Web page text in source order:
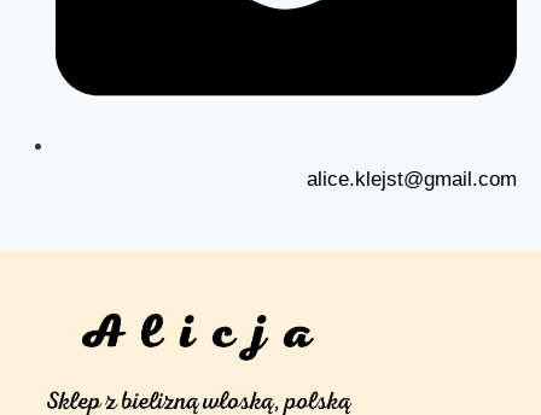
alice.klejst@gmail.com